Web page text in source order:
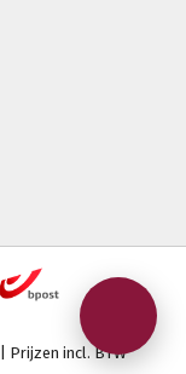
| Prijzen incl. BTW